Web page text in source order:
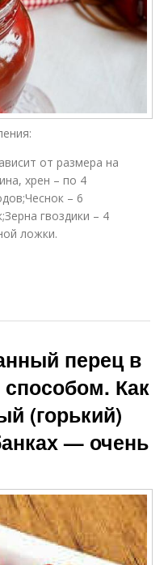
от размера на
хрен – по 4
– 6
гвоздики – 4
ложки.
перец в
Как
(горький)
— очень